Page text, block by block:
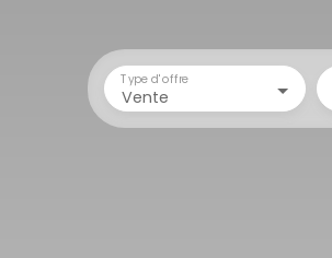
Vente
Type d'offre